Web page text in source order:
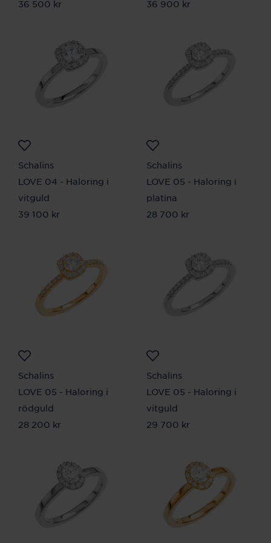
Pris:36 500 kr
36 500 kr Pris:36 900 kr
36 900 kr
Schalins
LOVE 04 - Haloring i
vitguld
Pris:39 100 kr
39 100 kr
Schalins
LOVE 05 - Haloring i
platina
Pris:28 700 kr
28 700 kr
Schalins
LOVE 05 - Haloring i
rödguld
Pris:28 200 kr
28 200 kr
Schalins
LOVE 05 - Haloring i
vitguld
Pris:29 700 kr
29 700 kr